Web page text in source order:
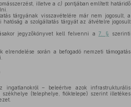
illetve ac) pontjában említett határidő
tárgyának visszavételére már nem jogosult, a
a szolgáltatás tárgyát az átvételre jogosult
jegyzőkönyvet kell felvenni a 7. § szerinti
elrendelése során a befogadó nemzeti támogatás
– beleértve azok infrastrukturális
(telephelye, fióktelepe) szerint illetékes